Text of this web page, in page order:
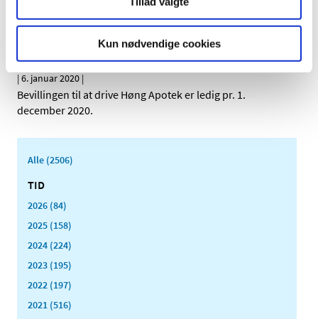
Kun nødvendige cookies
Bevillingen til at drive Odense Dalum Apotek er ledig pr. 1.
november 2020.
Ledig bevilling til Høng Apotek
| 6. januar 2020 |
Bevillingen til at drive Høng Apotek er ledig pr. 1.
december 2020.
Alle (2506)
TID
2026 (84)
2025 (158)
2024 (224)
2023 (195)
2022 (197)
2021 (516)